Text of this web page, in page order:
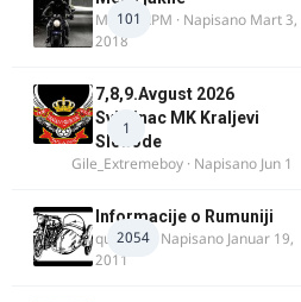
101
MostarRPM · Napisano Mart 3,
2018
1
7,8,9.Avgust 2026
Svilajnac MK Kraljevi
Slobode
Gile_Extremeboy · Napisano Jun 1
2054
Informacije o Rumuniji
quasaar · Napisano Januar 19,
2011